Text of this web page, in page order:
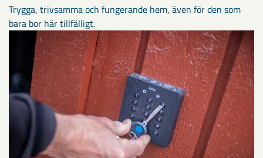
Trygga, trivsamma och fungerande hem, även för den som
bara bor här tillfälligt.